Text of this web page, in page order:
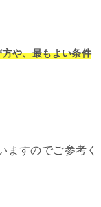
や、最もよい条件
ますのでご参考く